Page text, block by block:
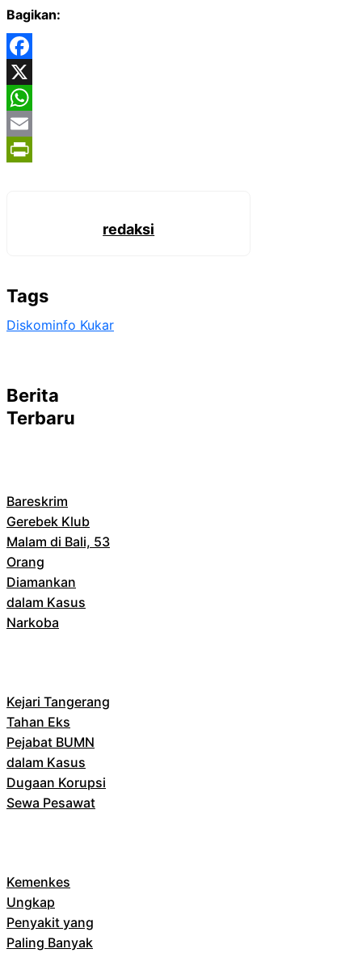
Bagikan:
Facebook
X
WhatsApp
Email
redaksi
Tags
Diskominfo Kukar
Berita
Terbaru
Bareskrim
Gerebek Klub
Malam di Bali, 53
Orang
Diamankan
dalam Kasus
Narkoba
Kejari Tangerang
Tahan Eks
Pejabat BUMN
dalam Kasus
Dugaan Korupsi
Sewa Pesawat
Kemenkes
Ungkap
Penyakit yang
Paling Banyak